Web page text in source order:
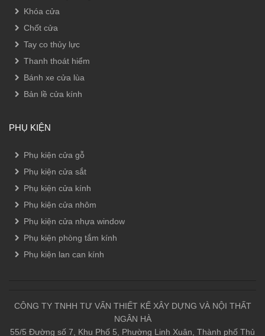
Khóa cửa
Chốt cửa
Tay co thủy lực
Thanh thoát hiểm
Bánh xe cửa lùa
Bản lề cửa kính
PHỤ KIỆN
Phụ kiện cửa gỗ
Phụ kiện cửa sắt
Phụ kiện cửa kính
Phụ kiện cửa nhôm
Phụ kiện cửa nhựa window
Phụ kiện phòng tắm kính
Phụ kiện lan can kính
CÔNG TY TNHH TƯ VẤN THIẾT KẾ XÂY DỰNG VÀ NỘI THẤT
NGÂN HÀ
55/5 Đường số 7, Khu Phố 5, Phường Linh Xuân, Thành phố Thủ